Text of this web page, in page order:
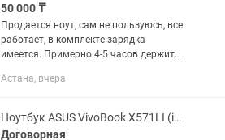
50 000 ₸
Продается ноут, сам не пользуюсь, все
работает, в комплекте зарядка
имеется. Примерно 4-5 часов держит
256. Подходит под офисную или
Астана, вчера
Ноутбук ASUS VivoBook X571LI (i5-10300H / GTX 1650 Ti / 512GB SSD)
Договорная